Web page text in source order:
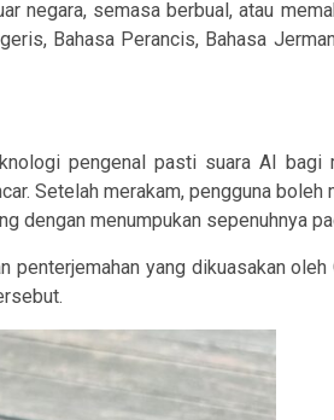
negara, semasa berbual, atau
Bahasa Perancis, Bahasa
pengenal pasti suara AI
Setelah merakam, pengguna
dengan menumpukan sepenuhnya
penterjemahan yang dikuasakan